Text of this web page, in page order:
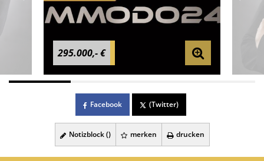
295.000,- €
Facebook (Twitter)
Notizblock () merken drucken